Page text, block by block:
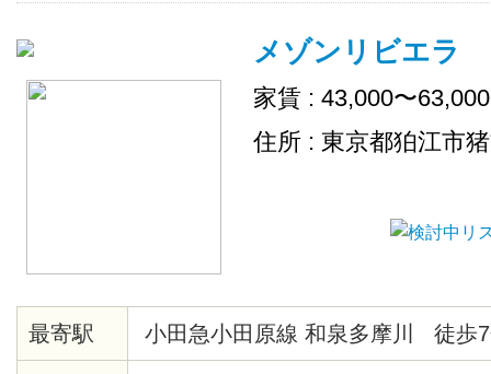
メゾンリビエラ
家賃 : 43,000〜
住所 : 東京都狛江市
最寄駅 小田急小田原線 和泉多摩川 徒歩